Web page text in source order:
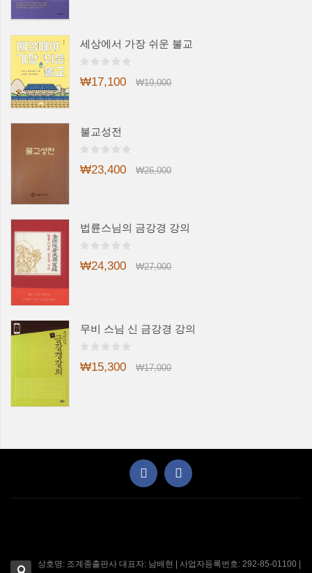
세상에서 가장 쉬운 불교
₩17,100 ₩19,000
불교성전
₩23,400 ₩26,000
법륜스님의 금강경 강의
₩24,300 ₩27,000
무비 스님 신 금강경 강의
₩15,300 ₩17,000
상호명: 조계종출판사 대표자: 남배현 | 사업자등록번호: 292-85-01100 |